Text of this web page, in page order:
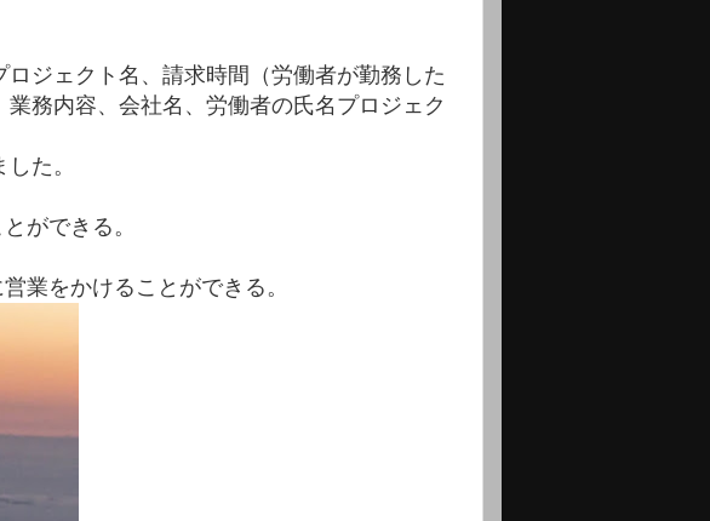
ジェクト名、請求時間（労働者が勤務した
務内容、会社名、労働者の氏名プロジェク
た。
ができる。
業をかけることができる。